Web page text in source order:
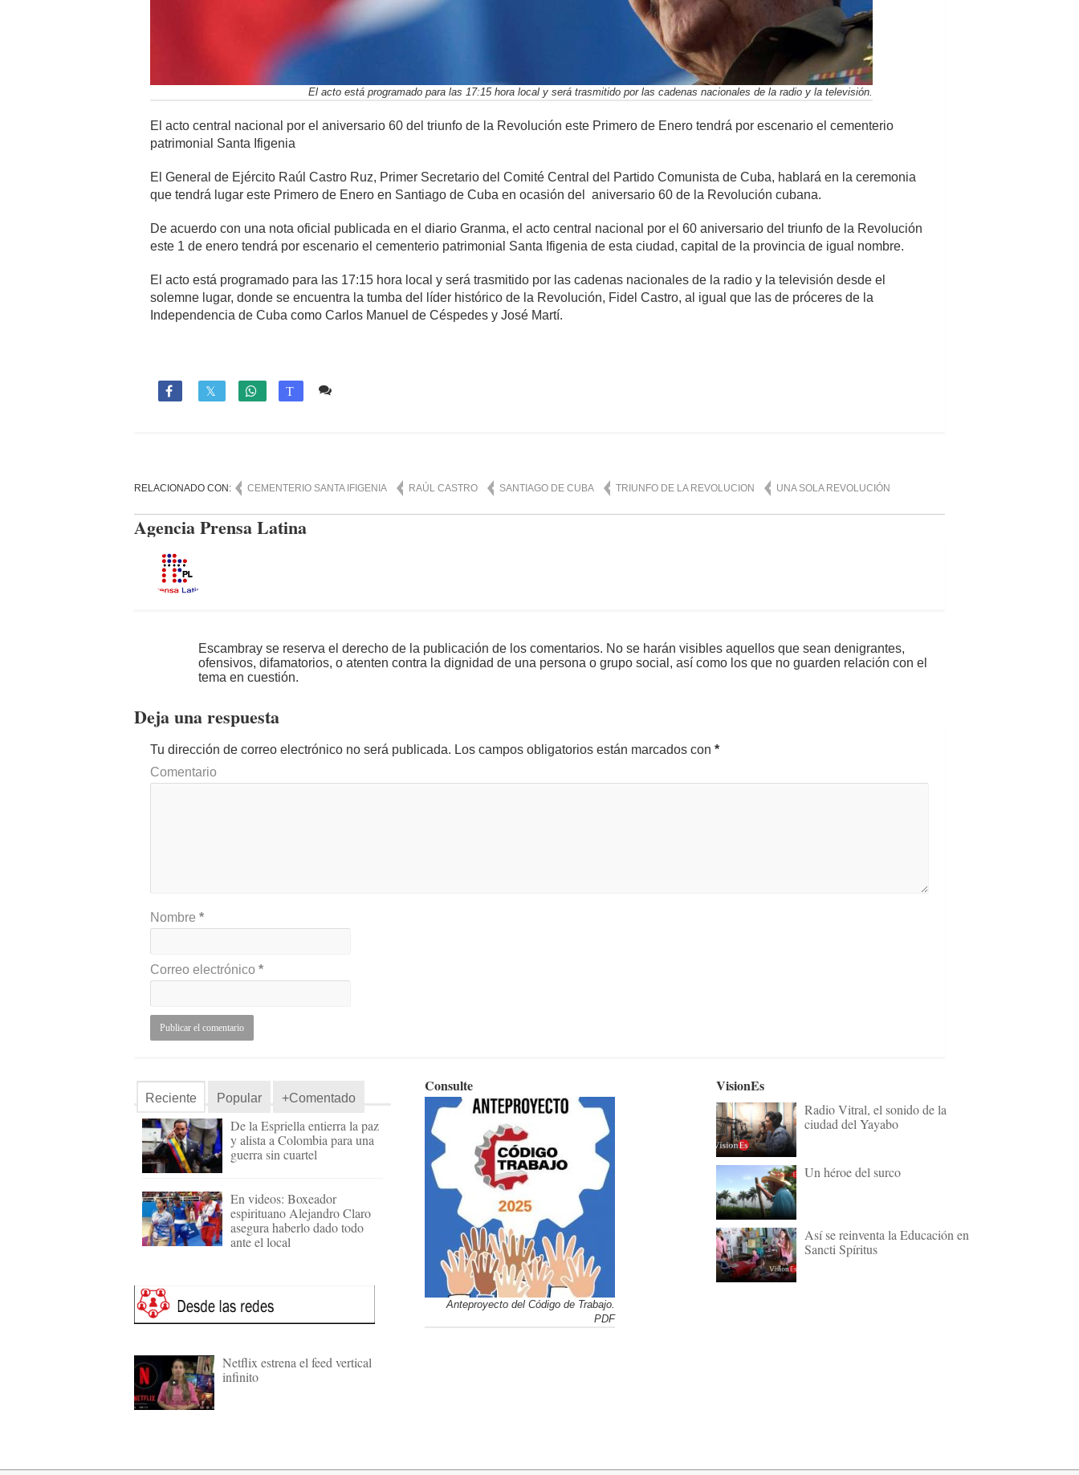
El acto está programado para las 17:15 hora local y será trasmitido por las cadenas nacionales de la radio y la televisión.
El acto central nacional por el aniversario 60 del triunfo de la Revolución este Primero de Enero tendrá por escenario el cementerio
patrimonial Santa Ifigenia
El General de Ejército Raúl Castro Ruz, Primer Secretario del Comité Central del Partido Comunista de Cuba, hablará en la ceremonia
que tendrá lugar este Primero de Enero en Santiago de Cuba en ocasión del aniversario 60 de la Revolución cubana.
De acuerdo con una nota oficial publicada en el diario Granma, el acto central nacional por el 60 aniversario del triunfo de la Revolución
este 1 de enero tendrá por escenario el cementerio patrimonial Santa Ifigenia de esta ciudad, capital de la provincia de igual nombre.
El acto está programado para las 17:15 hora local y será trasmitido por las cadenas nacionales de la radio y la televisión desde el
solemne lugar, donde se encuentra la tumba del líder histórico de la Revolución, Fidel Castro, al igual que las de próceres de la
Independencia de Cuba como Carlos Manuel de Céspedes y José Martí.
 T
RELACIONADO CON: CEMENTERIO SANTA IFIGENIA RAÚL CASTRO SANTIAGO DE CUBA TRIUNFO DE LA REVOLUCION UNA SOLA REVOLUCIÓN
Agencia Prensa Latina
Escambray se reserva el derecho de la publicación de los comentarios. No se harán visibles aquellos que sean denigrantes,
ofensivos, difamatorios, o atenten contra la dignidad de una persona o grupo social, así como los que no guarden relación con el
tema en cuestión.
Deja una respuesta
Tu dirección de correo electrónico no será publicada. Los campos obligatorios están marcados con *
Comentario
Nombre *
Correo electrónico *
Reciente Popular +Comentado
De la Espriella entierra la paz
y alista a Colombia para una
guerra sin cuartel
En videos: Boxeador
espirituano Alejandro Claro
asegura haberlo dado todo
ante el local
Netflix estrena el feed vertical
infinito
Consulte
Anteproyecto del Código de Trabajo.
PDF
VisionEs
Radio Vitral, el sonido de la
ciudad del Yayabo
Un héroe del surco
Así se reinventa la Educación en
Sancti Spíritus